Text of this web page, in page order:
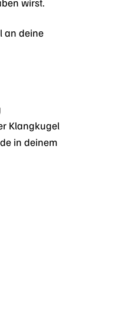
an deine
Klangkugel
in deinem